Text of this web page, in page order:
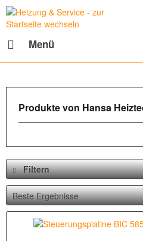
Menü
Produkte von Hansa
Filtern